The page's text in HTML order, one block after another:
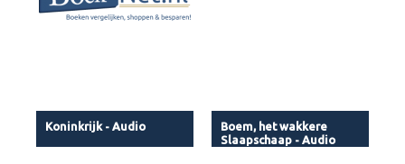
Koninkrijk - Audio
Boem, het wakkere
Slaapschaap - Audio